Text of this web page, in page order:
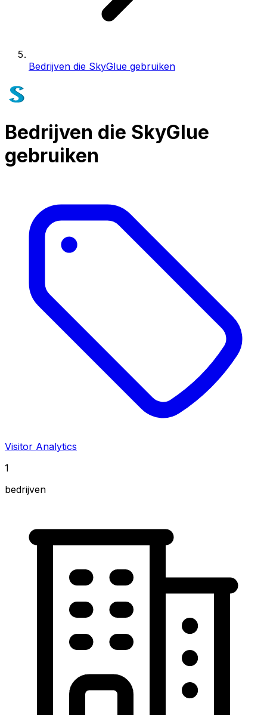
Bedrijven die SkyGlue gebruiken
Bedrijven die SkyGlue
gebruiken
Visitor Analytics
1
bedrijven